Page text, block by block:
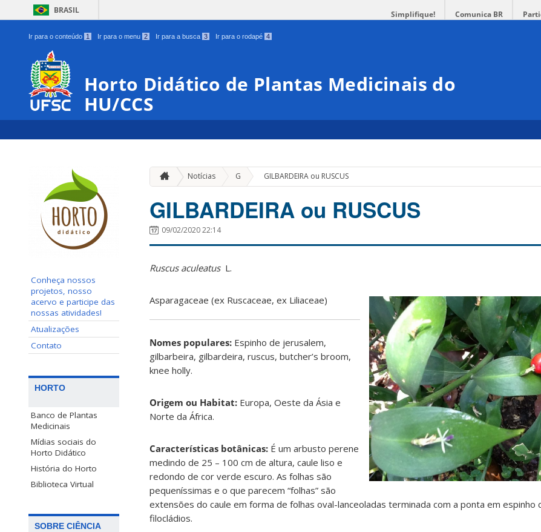
BRASIL Simplifique! Comunica BR
Ir para o conteúdo 1 Ir para o menu 2 Ir para a busca 3 Ir para o rodapé 4
Horto Didático de Plantas Medicinais do
HU/CCS
Conheça nossos
projetos, nosso
acervo e participe das
nossas atividades!
Atualizações
Contato
HORTO
Banco de Plantas
Medicinais
Mídias sociais do
Horto Didático
História do Horto
Biblioteca Virtual
SOBRE CIÊNCIA
Notícias G » GILBARDEIRA ou RUSCUS
GILBARDEIRA ou RUSCUS
09/02/2020 22:14
Ruscus aculeatusL.
Asparagaceae (ex Ruscaceae, ex Liliaceae)
Nomes populares: Espinho de jerusalem,
gilbarbeira, gilbardeira, ruscus, butcher’s broom,
knee holly.
Origem ou Habitat: Europa, Oeste da Ásia e
Norte da África.
Características botânicas: É um arbusto perene
medindo de 25 – 100 cm de altura, caule liso e
redondo de cor verde escuro. As folhas são
pequeníssimas e o que parecem “folhas” são
extensões do caule em forma de folhas oval-lanceoladas terminada com a ponta em espinho
filocládios.